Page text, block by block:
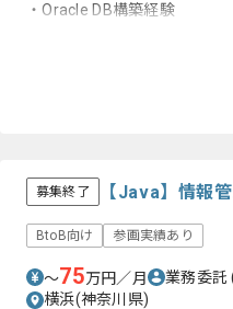
・Oracle DB構築経験
募集終了 【Java】情報
BtoB向け 参画実績あり
〜75万円／月 業務委託
横浜(神奈川県)